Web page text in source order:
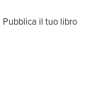
Pubblica il tuo libro